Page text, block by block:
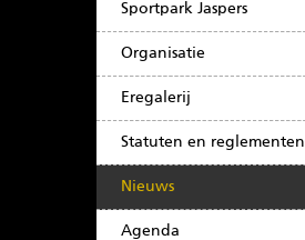
Sportpark Jaspers
Organisatie
Eregalerij
Statuten en reglementen
Nieuws
Agenda